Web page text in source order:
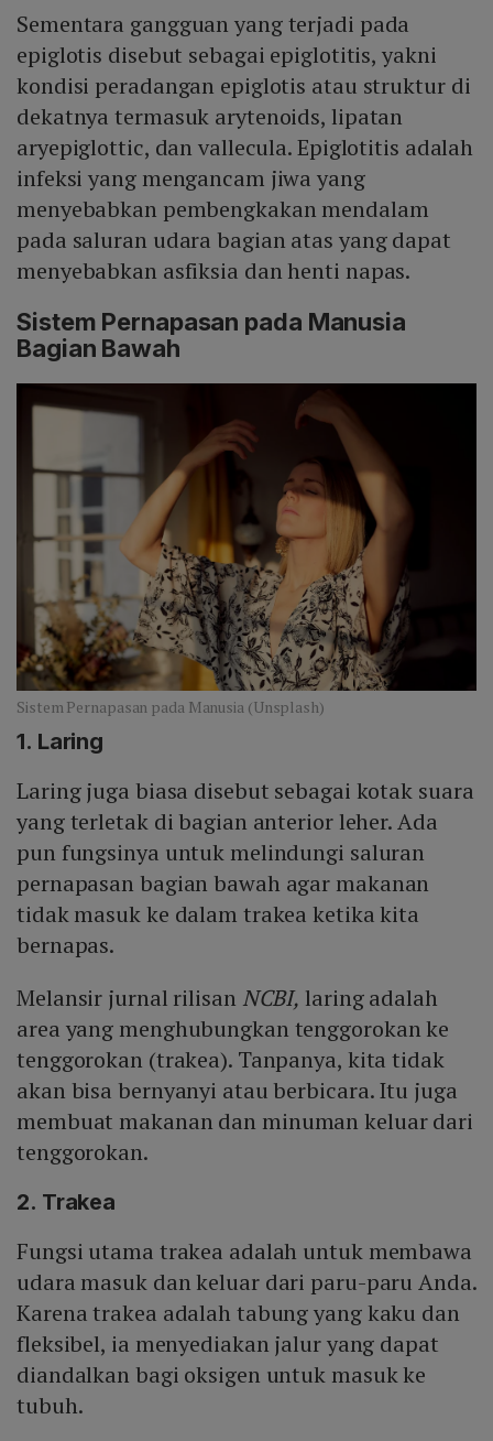
Sementara gangguan yang terjadi pada
epiglotis disebut sebagai epiglotitis, yakni
kondisi peradangan epiglotis atau struktur di
dekatnya termasuk arytenoids, lipatan
aryepiglottic, dan vallecula. Epiglotitis adalah
infeksi yang mengancam jiwa yang
menyebabkan pembengkakan mendalam
pada saluran udara bagian atas yang dapat
menyebabkan asfiksia dan henti napas.
Sistem Pernapasan pada Manusia
Bagian Bawah
Sistem Pernapasan pada Manusia (Unsplash)
1. Laring
Laring juga biasa disebut sebagai kotak suara
yang terletak di bagian anterior leher. Ada
pun fungsinya untuk melindungi saluran
pernapasan bagian bawah agar makanan
tidak masuk ke dalam trakea ketika kita
bernapas.
Melansir jurnal rilisan NCBI, laring adalah
area yang menghubungkan tenggorokan ke
tenggorokan (trakea). Tanpanya, kita tidak
akan bisa bernyanyi atau berbicara. Itu juga
membuat makanan dan minuman keluar dari
tenggorokan.
2. Trakea
Fungsi utama trakea adalah untuk membawa
udara masuk dan keluar dari paru-paru Anda.
Karena trakea adalah tabung yang kaku dan
fleksibel, ia menyediakan jalur yang dapat
diandalkan bagi oksigen untuk masuk ke
tubuh.